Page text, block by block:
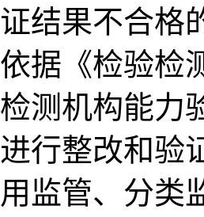
证结果不合格
依据《检验检
检测机构能力
进行整改和验
用监管、分类